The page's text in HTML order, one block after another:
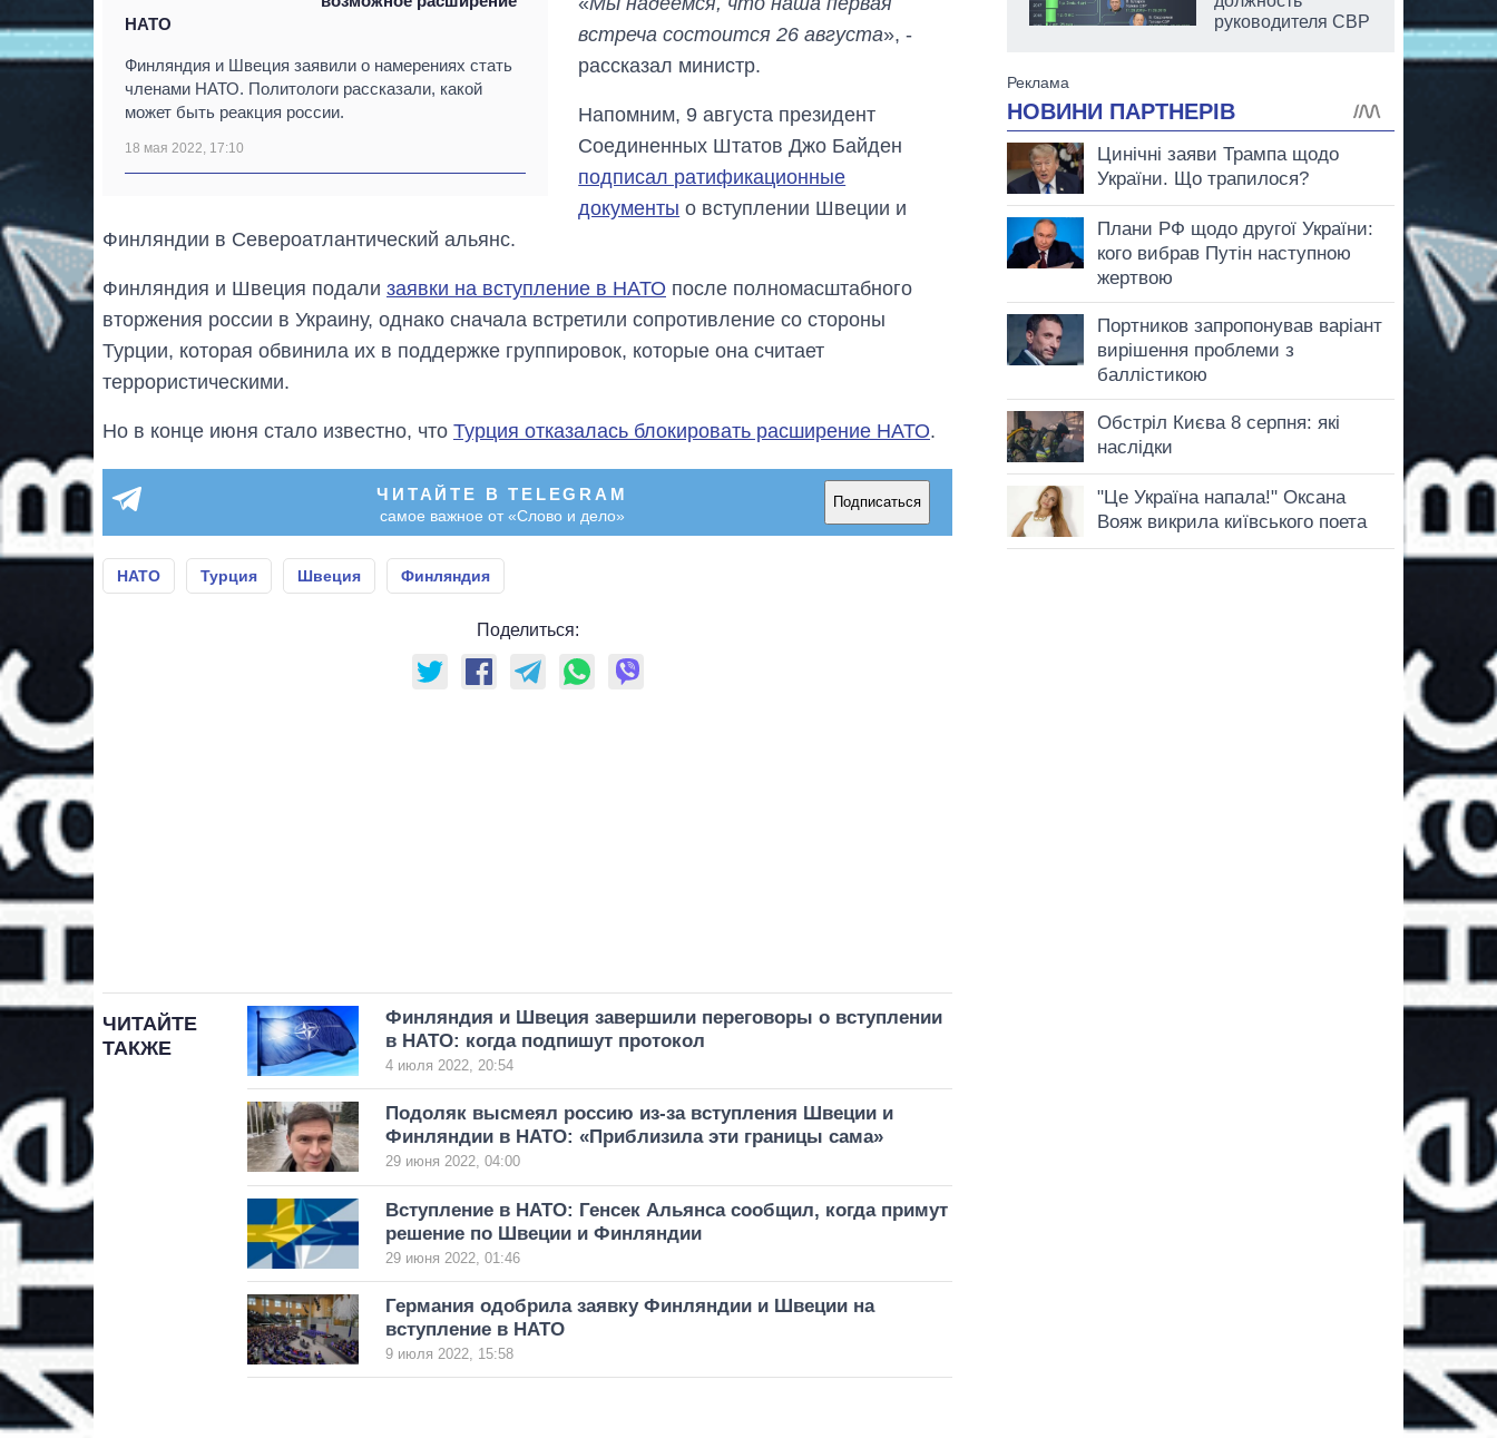
НАТО
Финляндия и Швеция заявили о намерениях стать
членами НАТО. Политологи рассказали, какой
может быть реакция россии.
18 мая 2022, 17:10
встреча состоится 26 августа», -
рассказал министр.
Напомним, 9 августа президент
Соединенных Штатов Джо Байден
подписал ратификационные
документы о вступлении Швеции и
Финляндии в Североатлантический альянс.
Финляндия и Швеция подали заявки на вступление в НАТО после полномасштабного
вторжения россии в Украину, однако сначала встретили сопротивление со стороны
Турции, которая обвинила их в поддержке группировок, которые она считает
террористическими.
Но в конце июня стало известно, что Турция отказалась блокировать расширение НАТО.
ЧИТАЙТЕ В TELEGRAM
самое важное от «Слово и дело»
Подписаться
НАТО Турция Швеция Финляндия
Поделиться:
ЧИТАЙТЕ
ТАКЖЕ
Финляндия и Швеция завершили переговоры о вступлении
в НАТО: когда подпишут протокол
4 июля 2022, 20:54
Подоляк высмеял россию из-за вступления Швеции и
Финляндии в НАТО: «Приблизила эти границы сама»
29 июня 2022, 04:00
Вступление в НАТО: Генсек Альянса сообщил, когда примут
решение по Швеции и Финляндии
29 июня 2022, 01:46
Германия одобрила заявку Финляндии и Швеции на
вступление в НАТО
9 июля 2022, 15:58
магистратуру и
аспирантуру
руководителя СВР